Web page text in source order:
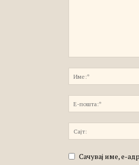
Сачувај име, е-